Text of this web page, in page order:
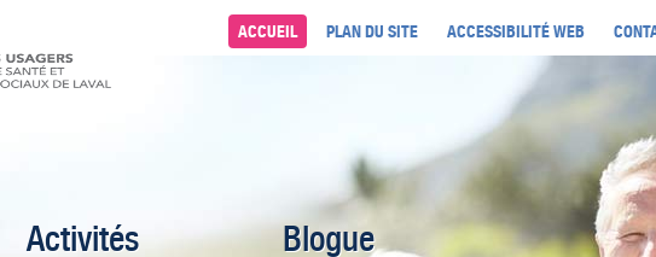
ACCUEIL PLAN DU SITE ACCESSIBILITÉ WEB
Activités Blogue